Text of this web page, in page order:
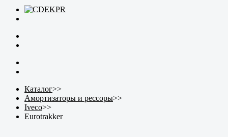
Каталог>>
Амортизаторы и рессоры>>
Iveco>>
Eurotrakker